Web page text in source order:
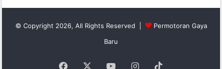
© Copyright 2026, All Rights Reserved |
Permotoran Gaya
Baru
Facebook YouTubeInstagram